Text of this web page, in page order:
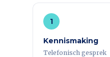
1
Kennismaking
Telefonisch gesprek